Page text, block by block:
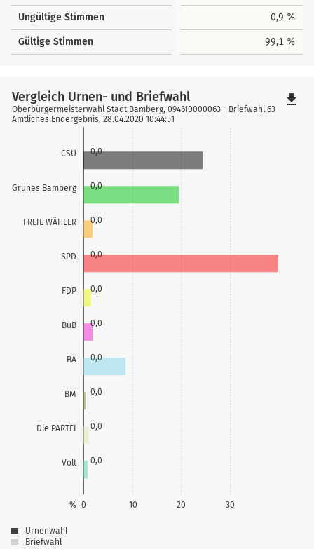
Ungültige Stimmen 0,9 %
Gültige Stimmen 99,1 %
CSU
Grünes Bamberg
FREIE WÄHLER
SPD
FDP
BuB
BA
BM
Die PARTEI
Volt
0 10 20 30
%
0,0
0,0
0,0
0,0
0,0
0,0
0,0
0,0
0,0
0,0
Vergleich Urnen- und Briefwahl
Oberbürgermeisterwahl Stadt Bamberg, 094610000063 - Briefwahl 63
Amtliches Endergebnis, 28.04.2020 10:44:51
Urnenwahl
Briefwahl
file_download